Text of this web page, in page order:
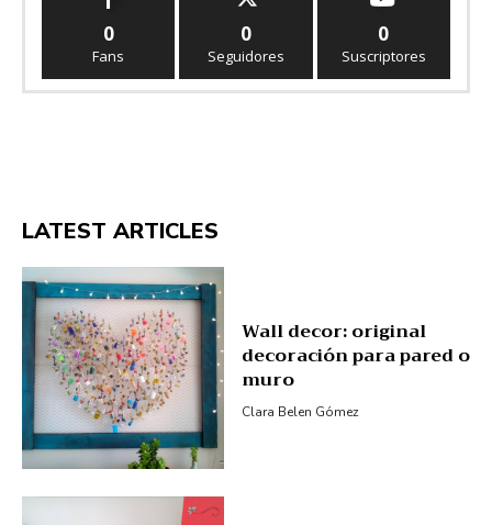
0
Fans
0
Seguidores
0
Suscriptores
LATEST ARTICLES
Wall decor: original
decoración para pared o
muro
Clara Belen Gómez